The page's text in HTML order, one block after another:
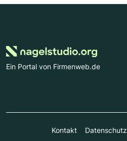
Ein Portal von Firmenweb.de
Kontakt Datenschutz